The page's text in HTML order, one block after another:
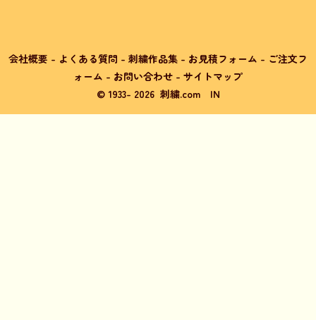
会社概要 - よくある質問 - 刺繍作品集 - お見積フォーム - ご注文フ
ォーム - お問い合わせ - サイトマップ
© 1933- 2026 刺繍.com IN